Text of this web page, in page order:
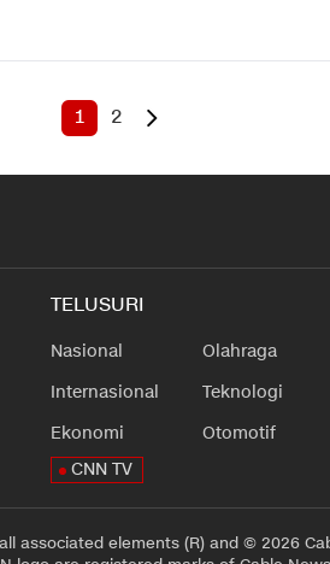
1 2
TELUSURI
Nasional
Internasional
Ekonomi
Olahraga
Teknologi
Otomotif
CNN TV
associated elements (R) and © 2026